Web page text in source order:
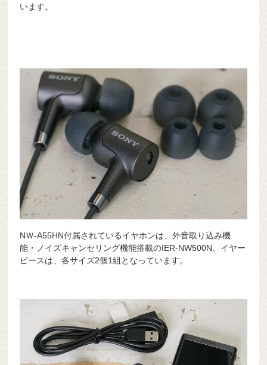
います。
NＷ-A55HN付属されているイヤホンは、外音取り込み機
能・ノイズキャンセリング機能搭載のIER-NW500N、イヤー
ピースは、各サイズ2個1組となっています。